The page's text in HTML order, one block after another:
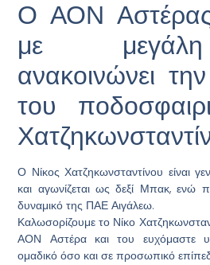
Ο ΑΟΝ
με
ανακοινώνει
του
Ο Νίκος Χατζηκωνσταντίνου είναι
και αγωνίζεται ως δεξί Μπακ, ενώ
δυναμικό της ΠΑΕ Αιγάλεω.
Καλωσορίζουμε το Νίκο
ΑΟΝ Αστέρα και του ευχόμαστε
ομαδικό όσο και σε προσωπικό